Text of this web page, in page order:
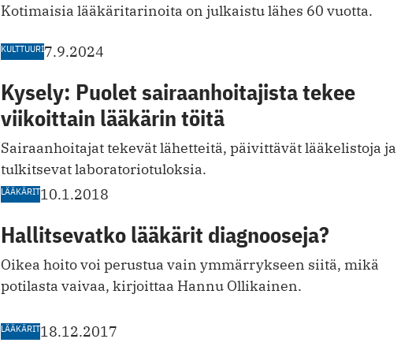
Kotimaisia lääkäritarinoita on julkaistu lähes 60 vuotta.
KULTTUURI7.9.2024
Kysely: Puolet sairaanhoitajista tekee
viikoittain lääkärin töitä
Sairaanhoitajat tekevät lähetteitä, päivittävät lääkelistoja ja
tulkitsevat laboratoriotuloksia.
LÄÄKÄRIT10.1.2018
Hallitsevatko lääkärit diagnooseja?
Oikea hoito voi perustua vain ymmärrykseen siitä, mikä
potilasta vaivaa, kirjoittaa Hannu Ollikainen.
LÄÄKÄRIT18.12.2017